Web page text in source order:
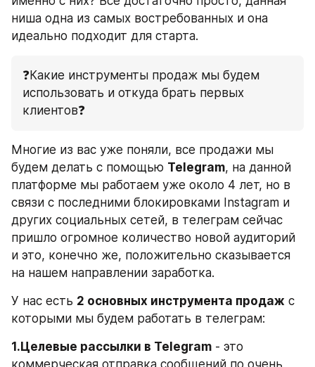
ниша одна из самых востребованных и она
идеально подходит для старта.
❓Какие инструменты продаж мы будем
использовать и откуда брать первых
клиентов❓
Многие из вас уже поняли, все продажи мы
будем делать с помощью Telegram, на данной
платформе мы работаем уже около 4 лет, но в
связи с последними блокировками Instagram и
других социальных сетей, в телеграм сейчас
пришло огромное количество новой аудиторий
и это, конечно же, положительно сказывается
на нашем направлении заработка.
У нас есть 2 основных инструмента продаж с
которыми мы будем работать в телеграм:
1.Целевые рассылки в Telegram - это
коммерческая отправка сообщений по очень